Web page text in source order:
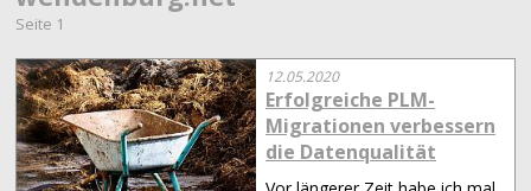
Seite 1
12.05.2020
Erfolgreiche PLM-
Migrationen verbessern
die Datenqualität